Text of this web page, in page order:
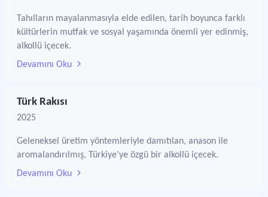
Tahılların mayalanmasıyla elde edilen, tarih boyunca farklı
kültürlerin mutfak ve sosyal yaşamında önemli yer edinmiş,
alkollü içecek.
Devamını Oku
Türk Rakısı
2025
Geleneksel üretim yöntemleriyle damıtılan, anason ile
aromalandırılmış, Türkiye’ye özgü bir alkollü içecek.
Devamını Oku